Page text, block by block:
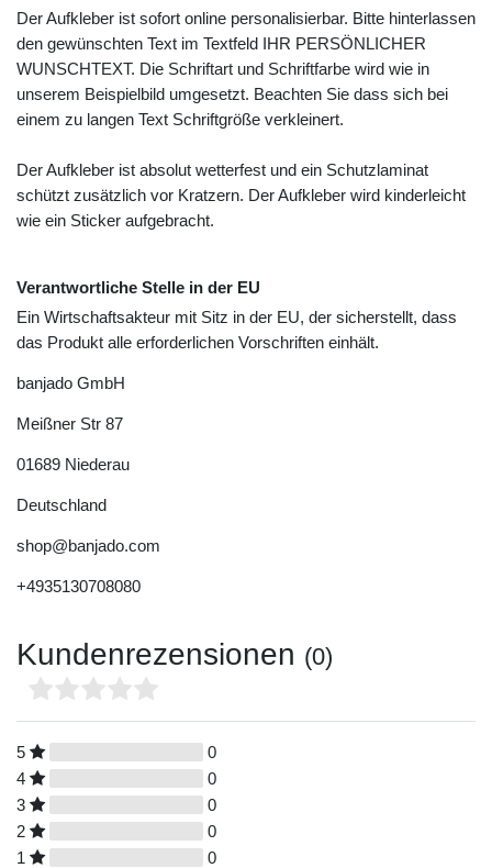
Der Aufkleber ist sofort online personalisierbar. Bitte hinterlassen
den gewünschten Text im Textfeld IHR PERSÖNLICHER
WUNSCHTEXT. Die Schriftart und Schriftfarbe wird wie in
unserem Beispielbild umgesetzt. Beachten Sie dass sich bei
einem zu langen Text Schriftgröße verkleinert.
Der Aufkleber ist absolut wetterfest und ein Schutzlaminat
schützt zusätzlich vor Kratzern. Der Aufkleber wird kinderleicht
wie ein Sticker aufgebracht.
Verantwortliche Stelle in der EU
Ein Wirtschaftsakteur mit Sitz in der EU, der sicherstellt, dass
das Produkt alle erforderlichen Vorschriften einhält.
banjado GmbH
Meißner Str 87
01689 Niederau
Deutschland
shop@banjado.com
+4935130708080
Kundenrezensionen (0)
5
0
4
0
3
0
2
0
1
0